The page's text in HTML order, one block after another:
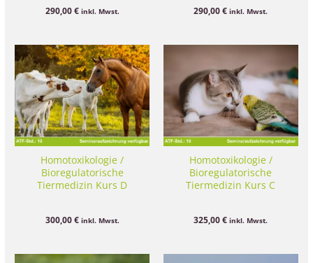
290,00€ inkl. Mwst. 290,00€ inkl. Mwst.
Homotoxikologie /
Bioregulatorische
Tiermedizin Kurs D
300,00€ inkl. Mwst.
Homotoxikologie /
Bioregulatorische
Tiermedizin Kurs C
325,00€ inkl. Mwst.